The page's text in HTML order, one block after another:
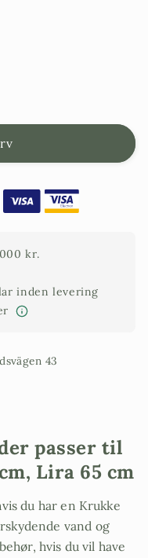
kr.
inden levering
43
passer til
Lira 65 cm
du har en Krukke
vand og
hvis du vil have